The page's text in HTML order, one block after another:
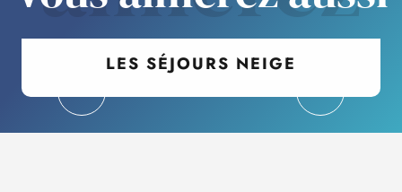
LES SÉJOURS NEIGE